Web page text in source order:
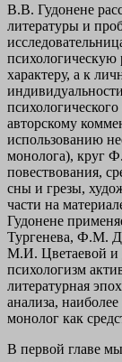
В.В. Гудонене
литературы и
психологическую
характеру, а к
авторскому
использованию
монолога), круг
повествования,
сны и грезы,
части на
Гудонене
Тургенева, Ф.М.
М.И. Цветаевой и
психологизм
литературная
анализа,
монолог как
В первой главе